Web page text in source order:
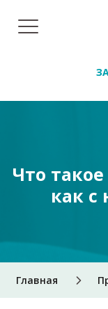
Главная
Что
как с